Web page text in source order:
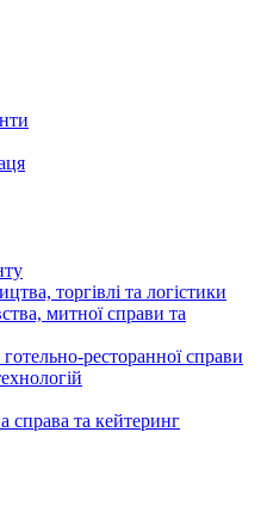
торгівлі та логістики
митної справи та
ресторанної справи
справа та кейтеринг